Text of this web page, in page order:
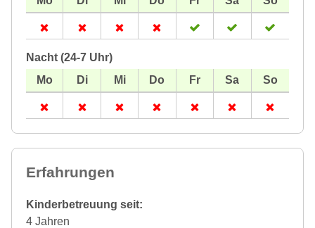
Nacht (24-7 Uhr)
Erfahrungen
Kinderbetreuung seit:
4 Jahren